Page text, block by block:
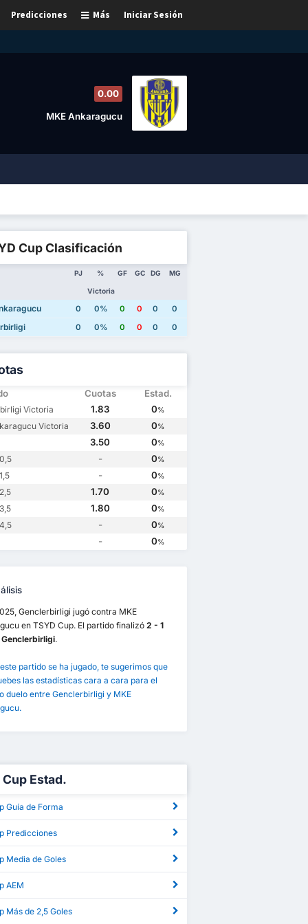
Iniciar Sesión
Más
Predicciones
0.00
MKE Ankaragucu
MKE Ankaragucu 3
Genclerbirligi
Cup Clasificación
PJ %
Victoria
GF GC DG MG
0 0% 0 0 0
0
0 0% 0 0 0 0
Cuotas Estad.
Victoria 1.83 0%
Victoria 3.60 0%
3.50 0%
- 0%
- 0%
1.70 0%
1.80 0%
- 0%
- 0%
Genclerbirligi jugó contra MKE
en TSYD Cup. El partido finalizó 2 - 1
.
partido se ha jugado, te sugerimos que
las estadísticas cara a cara para el
duelo entre Genclerbirligi y MKE
Estad.
Guía de Forma
Predicciones
Media de Goles
AEM
Más de 2,5 Goles